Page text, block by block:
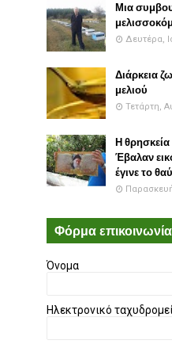
Μια
Δευτέρα,
Διάρκεια
μελιού
Τετάρτη,
Η θρησκεία
Έβαλαν
έγινε το
Φόρμα
Όνομα
Ηλεκτρονικό